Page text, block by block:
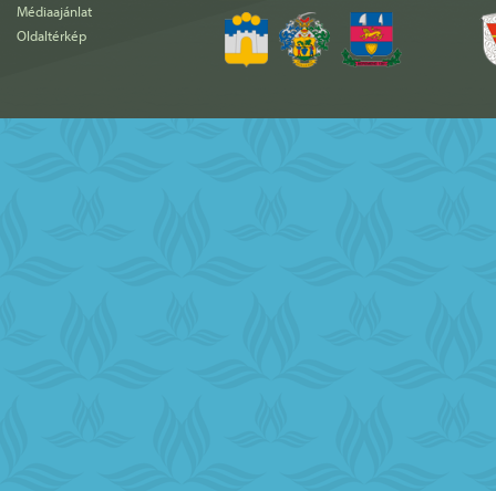
Médiaajánlat
Oldaltérkép